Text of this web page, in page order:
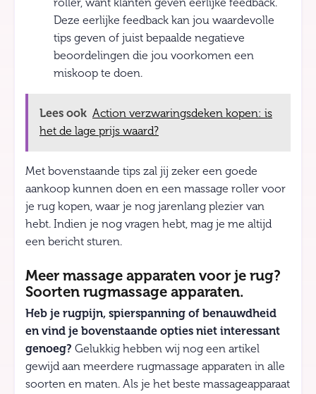
roller, want klanten geven eerlijke feedback.
Deze eerlijke feedback kan jou waardevolle
tips geven of juist bepaalde negatieve
beoordelingen die jou voorkomen een
miskoop te doen.
Lees ook Action verzwaringsdeken kopen: is
het de lage prijs waard?
Met bovenstaande tips zal jij zeker een goede
aankoop kunnen doen en een massage roller voor
je rug kopen, waar je nog jarenlang plezier van
hebt. Indien je nog vragen hebt, mag je me altijd
een bericht sturen.
Meer massage apparaten voor je rug?
Soorten rugmassage apparaten.
Heb je rugpijn, spierspanning of benauwdheid
en vind je bovenstaande opties niet interessant
genoeg? Gelukkig hebben wij nog een artikel
gewijd aan meerdere rugmassage apparaten in alle
soorten en maten. Als je het beste massageapparaat